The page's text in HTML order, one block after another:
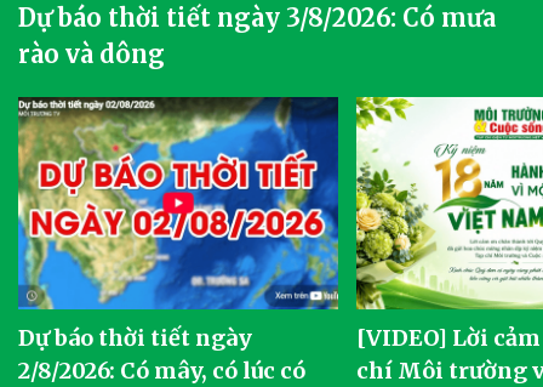
Dự báo thời tiết ngày 3/8/2026: Có mưa
rào và dông
Dự báo thời tiết ngày
2/8/2026: Có mây, có lúc có
[VIDEO] Lời
chí Môi trường